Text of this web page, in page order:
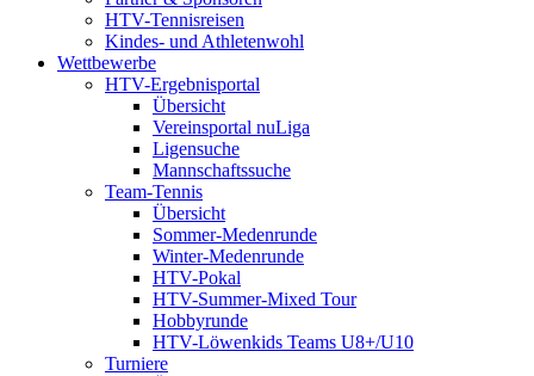
HTV-Tennisreisen
Kindes- und Athletenwohl
Wettbewerbe
HTV-Ergebnisportal
Übersicht
Vereinsportal nuLiga
Ligensuche
Mannschaftssuche
Team-Tennis
Übersicht
Sommer-Medenrunde
Winter-Medenrunde
HTV-Pokal
HTV-Summer-Mixed Tour
Hobbyrunde
HTV-Löwenkids Teams U8+/U10
Turniere